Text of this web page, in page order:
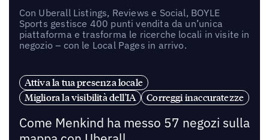
Con Uberall Listings, Reviews e Social, BOYLE
Sports gestisce 400 punti vendita da un’unica
piattaforma e trasforma le ricerche locali in visite in
negozio – con le Local Pages in arrivo.
Attiva la tua presenza locale
Migliora la visibilità dell'IA
Correggi inaccuratezze
Come Menkind ha messo 57 negozi sulla